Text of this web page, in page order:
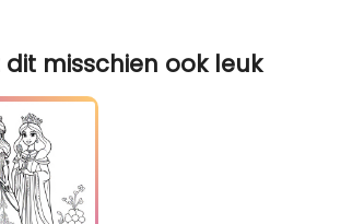
dit misschien ook leuk